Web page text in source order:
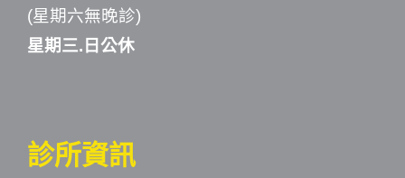
(星期六無晚診)
星期三.日公休
診所資訊